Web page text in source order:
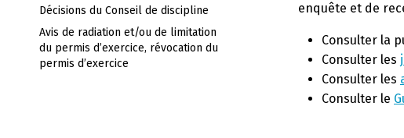
enquête et de
Consulter la
Consulter les
Consulter les
Consulter le
Décisions du Conseil de discipline
Avis de radiation et/ou de limitation
du permis d’exercice, révocation du
permis d’exercice